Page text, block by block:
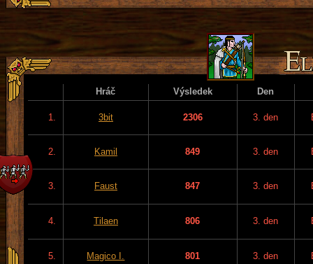
Hráč Výsledek Den
1. 3bit 2306 3. den
2. Kamil 849 3. den
3. Faust 847 3. den
4. Tilaen 806 3. den
5. Magico I. 801 3. den